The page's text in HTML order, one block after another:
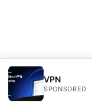
VPN
SPONSORED